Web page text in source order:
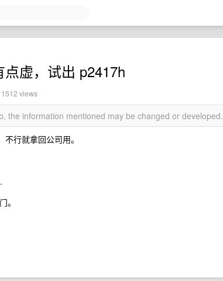
虚，试出 p2417h
1512 views
the information mentioned may be changed or developed.
行就拿回公司用。
。